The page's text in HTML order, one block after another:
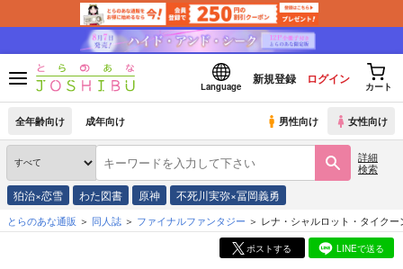
Language
新規登録 ログイン
カート
全年齢向け 成年向け 男性向け 女性向け
詳細
検索
狛治×恋雪 わた図書 原神 不死川実弥×冨岡義勇
とらのあな通販 同人誌 ファイナルファンタジー レナ・シャルロット・タイクー
ポストする LINEで送る